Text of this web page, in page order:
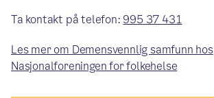
Ta kontakt på telefon: 995 37 431
Les mer om Demensvennlig samfunn hos
Nasjonalforeningen for folkehelse